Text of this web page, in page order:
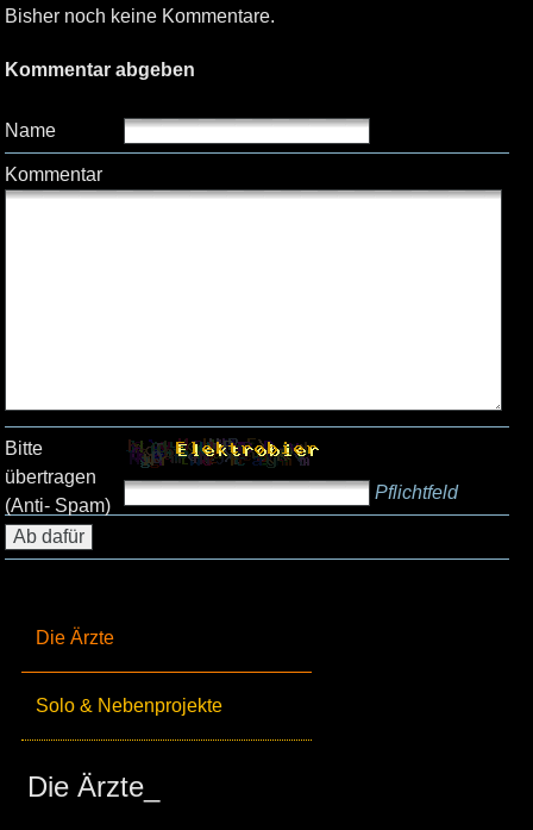
Die Ärzte
Solo & Nebenprojekte
Die Ärzte_
Bisher noch keine Kommentare.
Kommentar abgeben
Name
Kommentar
Bitte
übertragen
(Anti- Spam)
Pflichtfeld